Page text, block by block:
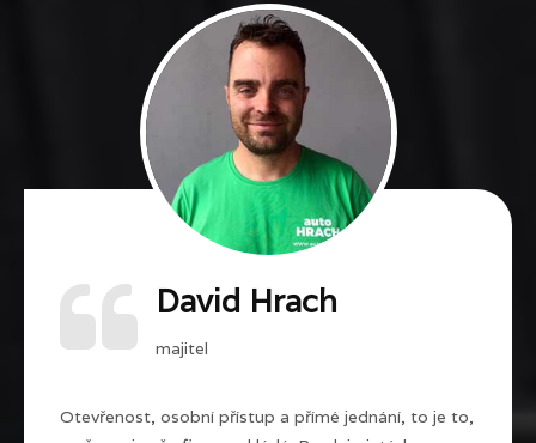
David Hrach
majitel
Otevřenost, osobní přístup a přímé jednání, to je to,